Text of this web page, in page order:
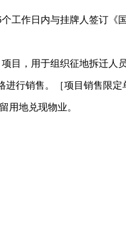
工作日内与挂牌人签订
目，用于组织征地拆迁
行销售。［项目销售限
用地兑现物业。